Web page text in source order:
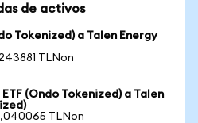
de activos
Tokenized) a Talen Energy
TLNon
(Ondo Tokenized) a Talen
TLNon